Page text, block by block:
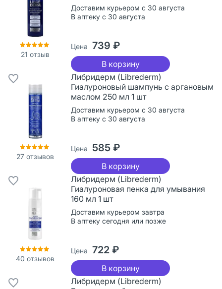
21 отзыв
Доставим курьером с 30 августа
В аптеку с 30 августа
Цена 739 ₽
В корзину
27 отзывов
Либридерм (Librederm)
Гиалуроновый шампунь с аргановым
маслом 250 мл 1 шт
Доставим курьером с 30 августа
В аптеку с 30 августа
Цена 585 ₽
В корзину
40 отзывов
Либридерм (Librederm)
Гиалуроновая пенка для умывания
160 мл 1 шт
Доставим курьером завтра
В аптеку сегодня или позже
Цена 722 ₽
В корзину
Либридерм (Librederm)